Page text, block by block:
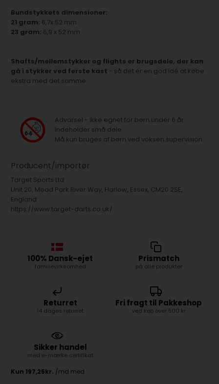
Bundstykkets dimensioner:
21 gram: 6,7x 52 mm
23 gram: 6,9 x 52 mm
Shafts/mellemstykker og flights er brugsdele, der kan
gå i stykker ved første kast - så det er en god idé at købe
ekstra med det samme.
Advarsel - ikke egnet for børn under 6 år.
Indeholder små dele.
Må kun bruges af børn ved voksen supervision.
Producent/importør
Target Sports Ltd
Unit 20, Mead Park River Way, Harlow, Essex, CM20 2SE,
England
https://www.target-darts.co.uk/
100% Dansk-ejet
familievirksomhed
Prismatch
på alle produkter
Returret
14 dages returret
Fri fragt til Pakkeshop
ved køb over 500 kr
Sikker handel
med e-mærke certifikat